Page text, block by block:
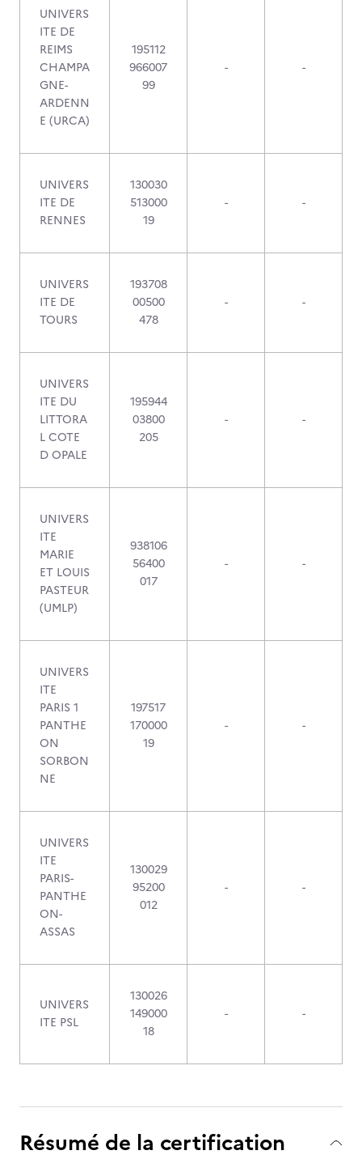
UNIVERS
ITE DE
REIMS
CHAMPA
GNE-
ARDENN
E (URCA)
195112
966007
99
- -
UNIVERS
ITE DE
RENNES
130030
513000
19
- -
UNIVERS
ITE DE
TOURS
193708
00500
478
- -
UNIVERS
ITE DU
LITTORA
L COTE
D OPALE
195944
03800
205
- -
UNIVERS
ITE
MARIE
ET LOUIS
PASTEUR
(UMLP)
938106
56400
017
- -
UNIVERS
ITE
PARIS 1
PANTHE
ON
SORBON
NE
197517
170000
19
- -
UNIVERS
ITE
PARIS-
PANTHE
ON-
ASSAS
130029
95200
012
- -
UNIVERS
ITE PSL
130026
149000
18
- -
Résumé de la certification